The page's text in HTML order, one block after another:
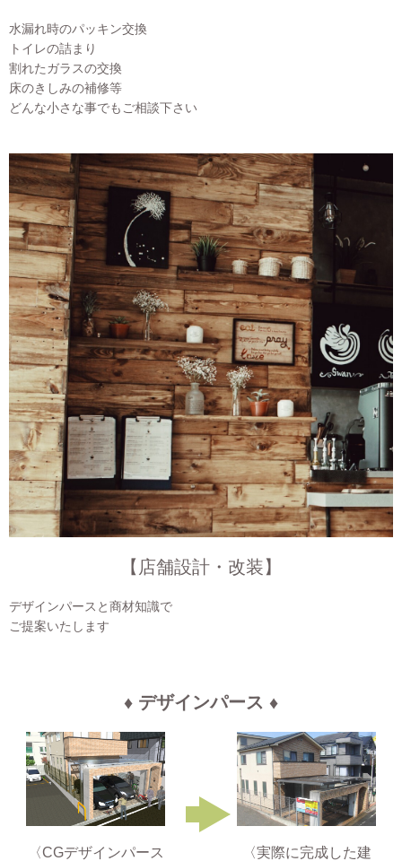
水漏れ時のパッキン交換
トイレの詰まり
割れたガラスの交換
床のきしみの補修等
どんな小さな事でもご相談下さい
【店舗設計・改装】
デザインパースと商材知識で
ご提案いたします
♦ デザインパース ♦
〈CGデザインパース
〈実際に完成した建